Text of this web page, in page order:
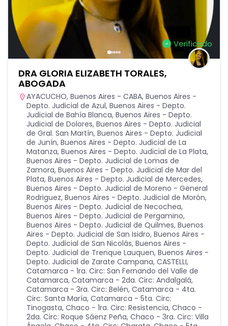
Verificado
DRA GLORIA ELIZABETH TORALES,
ABOGADA
AYACUCHO, Buenos Aires - CABA, Buenos Aires -
Depto. Judicial de Azul, Buenos Aires - Depto.
Judicial de Bahía Blanca, Buenos Aires - Depto.
Judicial de Dolores, Buenos Aires - Depto. Judicial
de Gral. San Martín, Buenos Aires - Depto. Judicial
de Junín, Buenos Aires - Depto. Judicial de La
Matanza, Buenos Aires - Depto. Judicial de La Plata,
Buenos Aires - Depto. Judicial de Lomas de
Zamora, Buenos Aires - Depto. Judicial de Mar del
Plata, Buenos Aires - Depto. Judicial de Mercedes,
Buenos Aires - Depto. Judicial de Moreno - General
Rodriguez, Buenos Aires - Depto. Judicial de Morón,
Buenos Aires - Depto. Judicial de Necochea,
Buenos Aires - Depto. Judicial de Pergamino,
Buenos Aires - Depto. Judicial de Quilmes, Buenos
Aires - Depto. Judicial de San Isidro, Buenos Aires -
Depto. Judicial de San Nicolás, Buenos Aires -
Depto. Judicial de Trenque Lauquen, Buenos Aires -
Depto. Judicial de Zarate Campana, CASTELLI,
Catamarca - 1ra. Circ: San Fernando del Valle de
Catamarca, Catamarca - 2da. Circ: Andalgalá,
Catamarca - 3ra. Circ: Belén, Catamarca - 4ta.
Circ: Santa María, Catamarca - 5ta. Circ:
Tinogasta, Chaco - 1ra. Circ: Resistencia, Chaco -
2da. Circ: Roque Sáenz Peña, Chaco - 3ra. Circ: Villa